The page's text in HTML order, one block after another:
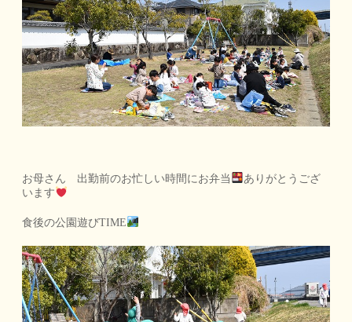
お母さん 出勤前のお忙しい時間にお弁当
ありがとうござ
います
食後の公園遊びTIME